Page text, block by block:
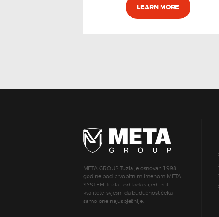
LEARN MORE
META GROUP Tuzla je osnovan 1998
godine pod prvobitnim imenom META
SYSTEM Tuzla i od tada slijedi put
kvalitete, svjesni da budućnost čeka
samo one najuspješnije.